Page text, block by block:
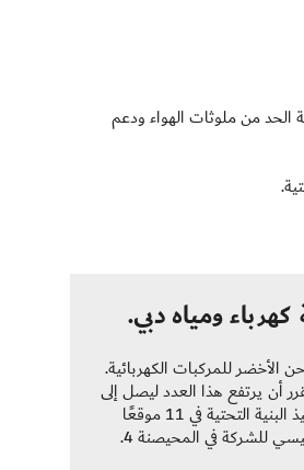
الحد من ملوثات الهواء ودعم
ومياه دبي.
الشاحن الأخضر للمركبات الكهربائية.
المقرر أن يرتفع هذا العدد ليصل إلى
354 محطة بحلول عام 2040، دعمًا لجهود تحويل أسطول شركة تاكسي دبي للعمل بالطاقة الكهربائية. وسيتم تنفيذ البنية التحتية في 11 موقعًا
للشركة في المحيصنة 4.